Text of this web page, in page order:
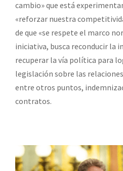
cambio» que está
«reforzar nuestra
de que «se respete el marco
iniciativa, busca reconducir la
recuperar la vía política para
legislación sobre las
entre otros puntos,
contratos.